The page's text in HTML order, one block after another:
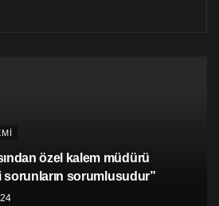
özel kalem müdürü
sorunların sorumlusudur”